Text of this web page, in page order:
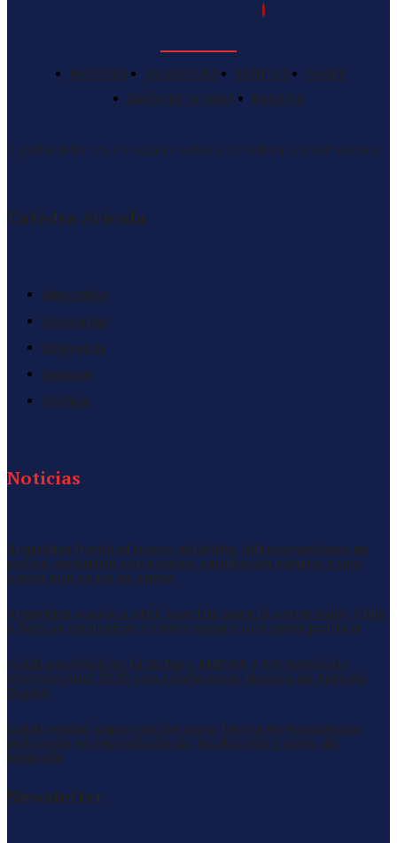
NOTICIAS AVICULTURA EVENTOS
PAISES
SALÓN DE LA FAMA
RANKING
El portal definitivo en español sobre la avicultura latinoamericana
Catedra Avícola
Mercados
Economia
Empresas
Opinion
Politica
Noticias
Argentina frente al nuevo estándar latinoamericano en
pollos: ambiente controlado, ventilación mínima y una
cama que ya no es cama
Argentina vuelve a abrir puertas para la carne aviar: Chile
y Perú se destraban y China espera una señal política
Cobb participó en la XII Expo AMEVEA y XIV Seminario
Internacional 2026 con conferencia técnica de Antonio
Duplat
Cobb realizó capacitación para Tecavi en Pacasmayo
enfocada en reproductoras, incubación y pollo de
engorde
Newsletter